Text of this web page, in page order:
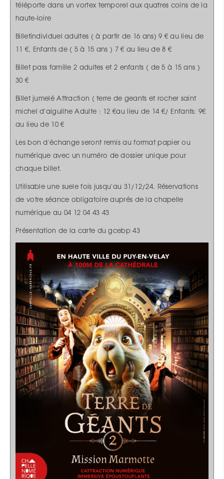
téléporte dans un vortex temporel aux quatres coins de la
haute-loire
Billetindividuel adultes ( à partir de 16 ans) 9 € au lieu de
11 €, Enfants de ( 5 à 15 ans ) 7 € au lieu de 8 €
Billet pass famille 2 adultes et 2 enfants ( de 5 à 15 ans )
30 €
Billet jumelé Attraction ( terre de geants et rocher saint
michel d'aiguilhe Adulte : 12 €au lieu de 14 €/ Enfants: 9€
au lieu de 10 €
Les bon d'échange seront remis au format papier ou
numérique avec un numéro de dossier unique pour
chaque billet.
Utilisable une suele fois jusqu'au 31/12/24. Réservations
de votre séance obligatoire auprés de la chapelle
numérique au 04 12 04 43 43
Présentation de la carte du gcebp 43